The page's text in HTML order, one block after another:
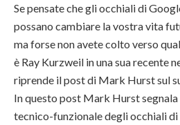
Se pensate che gli occhiali di
possano cambiare la vostra vita
ma forse non avete colto verso
è Ray Kurzweil in una sua recente
riprende il post di Mark Hurst sul
In questo post Mark Hurst
tecnico-funzionale degli occhiali